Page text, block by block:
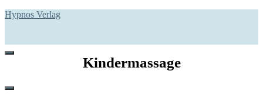
Hypnos Verlag
Kindermassage